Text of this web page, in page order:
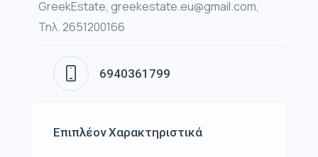
GreekEstate, greekestate.eu@gmail.com,
Τηλ. 2651200166
6940361799
Επιπλέον Χαρακτηριστικά